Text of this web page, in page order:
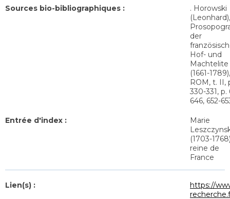
Sources bio-bibliographiques :
. Horowski
(Leonhard),
der
Hof- und
Machtelite
(1661-
ROM, t. II,
330-331, p.
646, 652-
Entrée d'index :
Marie
(1703-
reine de
France
Lien(s) :
https://